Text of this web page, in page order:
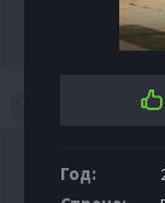
Год: